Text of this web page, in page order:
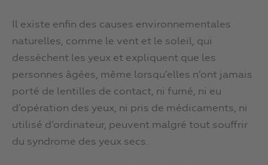
Il existe enfin des causes environnementales
naturelles, comme le vent et le soleil, qui
dessèchent les yeux et expliquent que les
personnes âgées, même lorsqu’elles n’ont jamais
porté de lentilles de contact, ni fumé, ni eu
d’opération des yeux, ni pris de médicaments, ni
utilisé d’ordinateur, peuvent malgré tout souffrir
du syndrome des yeux secs.